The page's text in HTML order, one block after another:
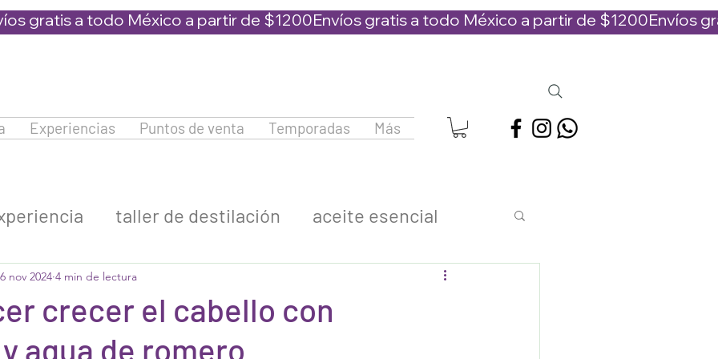
Experiencias Puntos de venta Temporadas Más
taller de destilación aceite esencial
venta de plantas agua floral
lavanda dulce lavanda x intermedia
crecer el cabello con
agua de romero
nov 2024 4 min de lectura